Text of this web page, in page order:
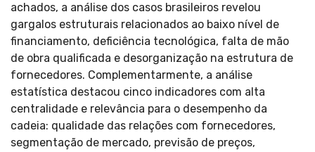
achados, a análise dos casos brasileiros revelou
gargalos estruturais relacionados ao baixo nível de
financiamento, deficiência tecnológica, falta de mão
de obra qualificada e desorganização na estrutura de
fornecedores. Complementarmente, a análise
estatística destacou cinco indicadores com alta
centralidade e relevância para o desempenho da
cadeia: qualidade das relações com fornecedores,
segmentação de mercado, previsão de preços,